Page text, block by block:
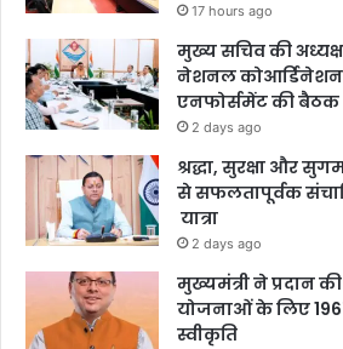
17 hours ago
मुख्य सचिव की
नेशनल कोआर्डिनेशन
एनफोर्समेंट की बैठक
2 days ago
श्रद्धा, सुरक्षा और
से सफलतापूर्वक
यात्रा
2 days ago
मुख्यमंत्री ने प्रदान
योजनाओं के लिए
स्वीकृति